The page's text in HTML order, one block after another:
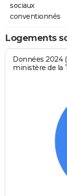
sociaux
conventionnés
Logements
Données 2024
ministère de la